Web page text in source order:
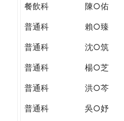
餐飲科
陳○佑
普通科
賴○臻
普通科
沈○筑
普通科
楊○芝
普通科
洪○芩
普通科
吳○妤